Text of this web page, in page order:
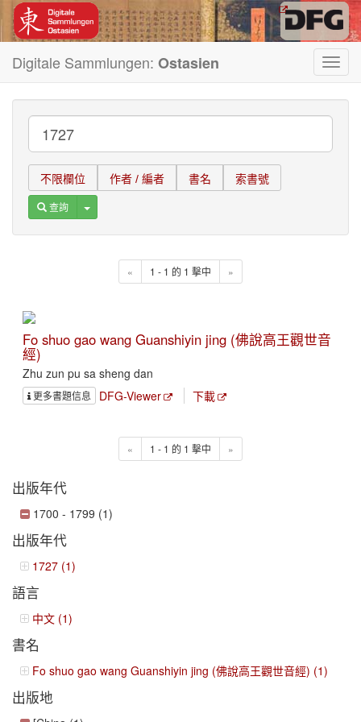
Digitale Sammlungen: Ostasien
不限欄位 作者 / 編者 書名 索書號
查詢 Toggle Dropdown
« 1 - 1 的 1 擊中 »
Fo shuo gao wang Guanshiyin jing (佛說高王觀世音
經)
Zhu zun pu sa sheng dan
更多書題信息 DFG-Viewer 下載
« 1 - 1 的 1 擊中 »
出版年代
1700 - 1799 (1)
出版年代
1727 (1)
語言
中文 (1)
書名
Fo shuo gao wang Guanshiyin jing (佛說高王觀世音經) (1)
出版地